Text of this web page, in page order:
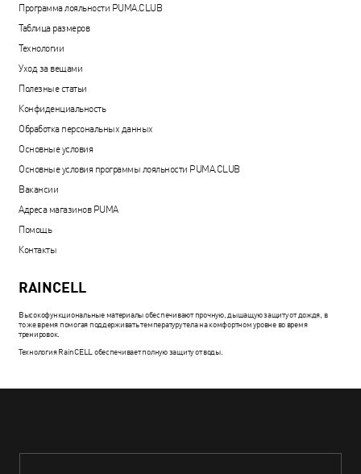
RAINCELL
Высокофункциональные материалы обеспечивают прочную, дышащую защиту от дождя, в
то же время помогая поддерживать температуру тела на комфортном уровне во время
тренировок.
Технология RainCELL обеспечивает полную защиту от воды.
Программа лояльности PUMA.CLUB
Таблица размеров
Технологии
Уход за вещами
Полезные статьи
Конфиденциальность
Обработка персональных данных
Основные условия
Основные условия программы лояльности PUMA.CLUB
Вакансии
Адреса магазинов PUMA
Помощь
Контакты